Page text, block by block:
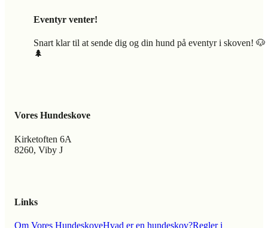
Eventyr venter!
Snart klar til at sende dig og din hund på eventyr i skoven! 🐶
🌲
Vores Hundeskove
Kirketoften 6A
8260, Viby J
Links
Om Vores HundeskoveHvad er en hundeskov?Regler i